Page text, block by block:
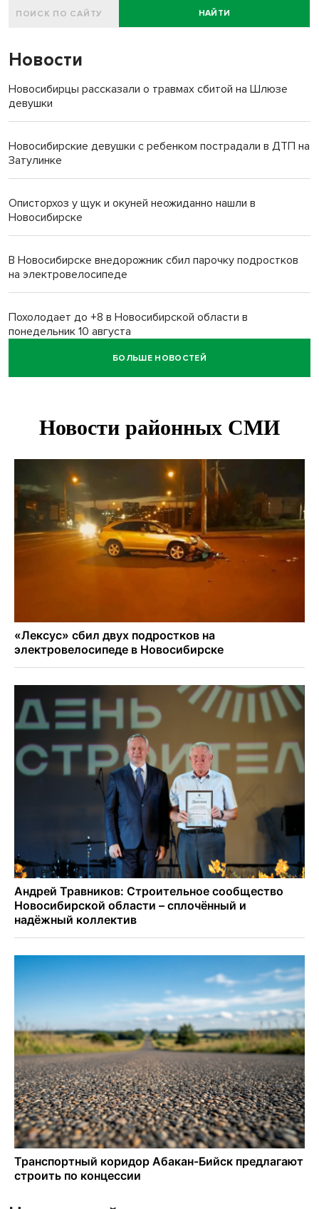
НАЙТИ
Новости
Новосибирцы рассказали о травмах сбитой на Шлюзе
девушки
Новосибирские девушки с ребенком пострадали в ДТП на
Затулинке
Описторхоз у щук и окуней неожиданно нашли в
Новосибирске
В Новосибирске внедорожник сбил парочку подростков
на электровелосипеде
Похолодает до +8 в Новосибирской области в
понедельник 10 августа
Высокая пожароопасность IV класса на 4 дня объявлена в
Двойня выдрят родилась в семействе куньих
Гриб-зомби обнаружен в лесу у села Дубровино под
Новосибирском
ХК «Сибирь» подписал контракт с обладателем Кубка
Стэнли Евгением Кузнецовым
БОЛЬШЕ НОВОСТЕЙ